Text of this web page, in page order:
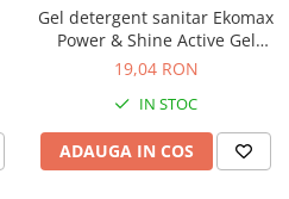
Gel detergent sanitar Ekomax
Power & Shine Active Gel
500ml
19,04 RON
IN STOC
ADAUGA IN COS